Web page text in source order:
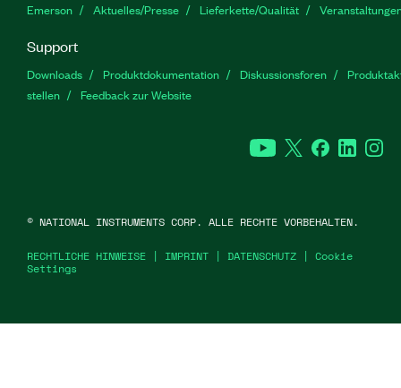
Emerson
Aktuelles/Presse Lieferkette/Qualität
Support
Downloads Produktdokumentation Diskussionsforen
stellen
Feedback zur Website
YouTubeTwitterFacebook
RECHTLICHE HINWEISE | IMPRINT | DATENSCHUTZ | Cookie
Settings
© NATIONAL INSTRUMENTS CORP. ALLE RECHTE VORBEHALTEN.